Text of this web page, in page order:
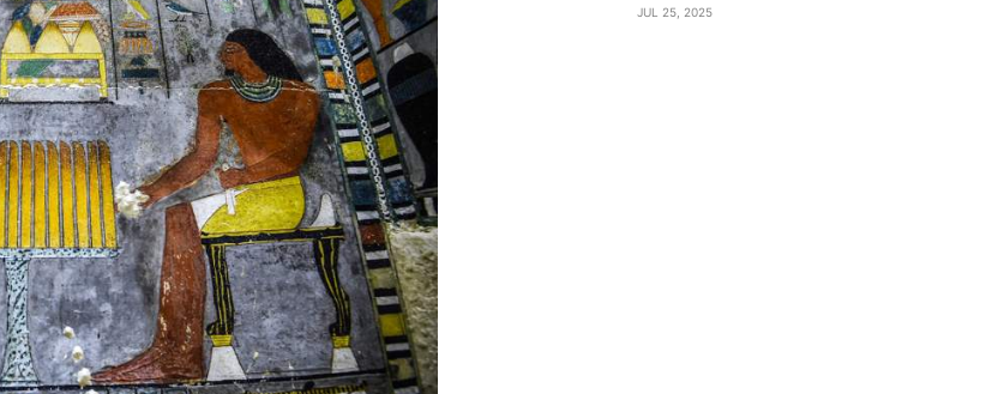
JUL 25, 2025